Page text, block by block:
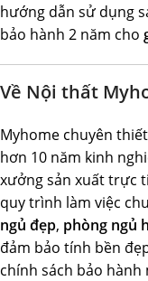
hướng dẫn sử dụng
bảo hành 2 năm cho
Về Nội thất
Myhome chuyên
hơn 10 năm kinh
xưởng sản xuất trực
quy trình làm việc
ngủ đẹp, phòng ngủ
đảm bảo tính bền
chính sách bảo hành